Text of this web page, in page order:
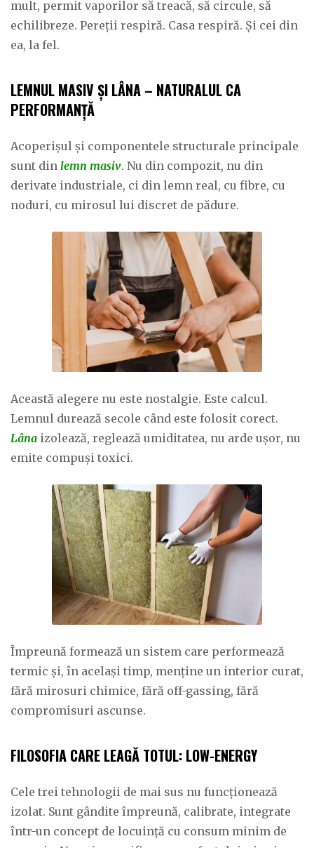
mult, permit vaporilor să treacă, să circule, să
echilibreze. Pereții respiră. Casa respiră. Și cei din
ea, la fel.
LEMNUL MASIV ȘI LÂNA – NATURALUL CA
PERFORMANȚĂ
Acoperișul și componentele structurale principale
sunt din lemn masiv. Nu din compozit, nu din
derivate industriale, ci din lemn real, cu fibre, cu
noduri, cu mirosul lui discret de pădure.
Această alegere nu este nostalgie. Este calcul.
Lemnul durează secole când este folosit corect.
Lâna izolează, reglează umiditatea, nu arde ușor, nu
emite compuși toxici.
Împreună formează un sistem care performează
termic și, în același timp, menține un interior curat,
fără mirosuri chimice, fără off-gassing, fără
compromisuri ascunse.
FILOSOFIA CARE LEAGĂ TOTUL: LOW-ENERGY
Cele trei tehnologii de mai sus nu funcționează
izolat. Sunt gândite împreună, calibrate, integrate
într-un concept de locuință cu consum minim de